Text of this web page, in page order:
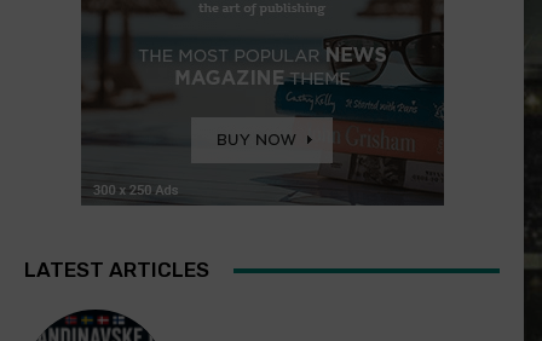
LATEST ARTICLES